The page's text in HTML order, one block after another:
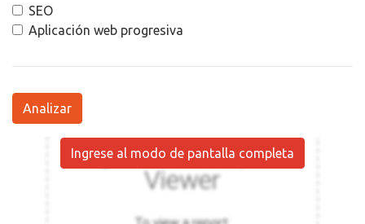
SEO
Aplicación web progresiva
Analizar
Ingrese al modo de pantalla completa